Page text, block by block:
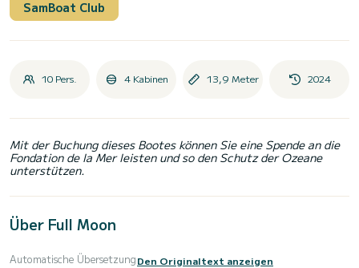
SamBoat Club
10 Pers. 4 Kabinen 13,9 Meter 2024
Mit der Buchung dieses Bootes können Sie eine Spende an die
Fondation de la Mer leisten und so den Schutz der Ozeane
unterstützen.
Über Full Moon
Automatische ÜbersetzungDen Originaltext anzeigen